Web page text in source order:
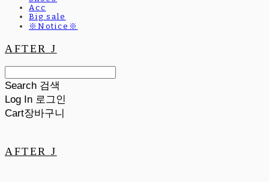
Acc
Big sale
※Notice※
AFTER J
Search 검색
Log In 로그인
Cart장바구니
AFTER J